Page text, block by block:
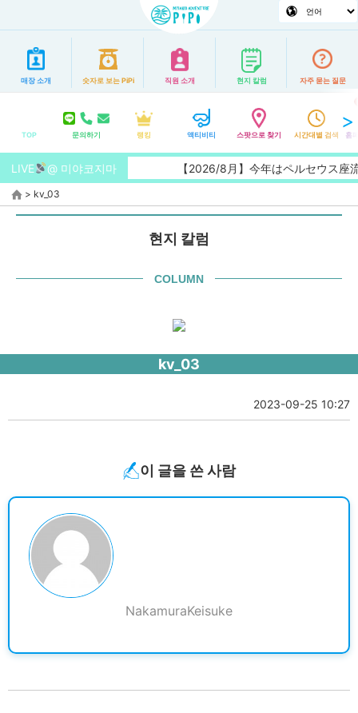
매장 소개 숫자로 보는 PiPi 직원 소개 현지 칼럼 자주 묻는 질문
TOP 문의하기 랭킹 액티비티 스팟으로 찾기 시간대별 검색 홈
LIVE @ 미야코지마 【2026/8月】今年はペルセウス座
> kv_03
현지 칼럼
COLUMN
kv_03
2023-09-25 10:27
이 글을 쓴 사람
NakamuraKeisuke